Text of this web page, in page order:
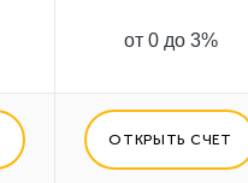
от 0 до 3%
ОТКРЫТЬ СЧЕТ